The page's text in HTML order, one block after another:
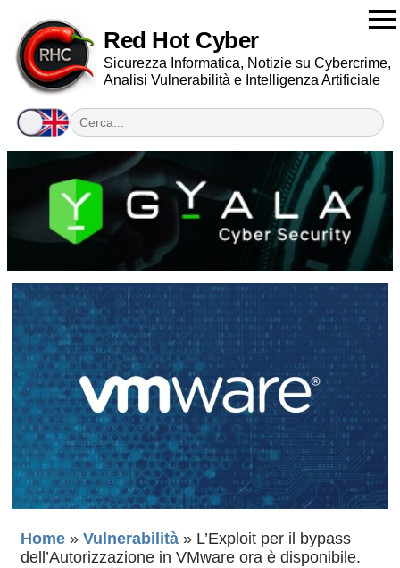
Red Hot Cyber
Sicurezza Informatica, Notizie su Cybercrime,
Analisi Vulnerabilità e Intelligenza Artificiale
Home » Vulnerabilità » L’Exploit per il bypass
dell’Autorizzazione in VMware ora è disponibile.